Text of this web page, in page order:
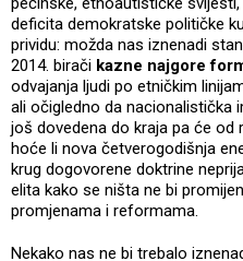
deficita demokratske političke
prividu: možda nas iznenadi
2014. birači kazne najgore
odvajanja ljudi po etničkim
ali očigledno da nacionalistička
još dovedena do kraja pa će
hoće li nova četverogodišnja
krug dogovorene doktrine
elita kako se ništa ne bi
promjenama i reformama.
Nekako nas ne bi trebalo